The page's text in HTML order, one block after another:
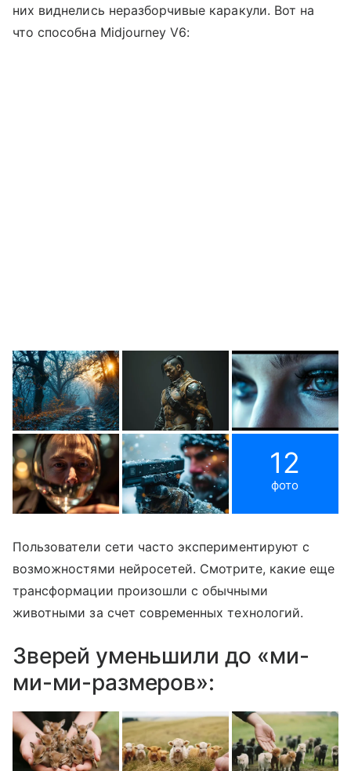
них виднелись неразборчивые каракули. Вот на
что способна Midjourney V6:
12
фото
Пользователи сети часто экспериментируют с
возможностями нейросетей. Смотрите, какие еще
трансформации произошли с обычными
животными за счет современных технологий.
Зверей уменьшили до «ми-
ми-ми-размеров»: